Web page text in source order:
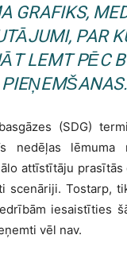
GRAFIKS,
PAR
LEMT PĒC
PIEŅEMŠANAS.
(SDG)
nedēļas lēmuma
attīstītāju prasītās
scenāriji. Tostarp,
iesaistīties
vēl nav.